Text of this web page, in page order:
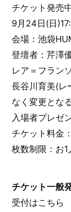
チケット発売
9月24日(日
会場：池袋
登壇者：芹澤
レア＝フラン
長谷川育美(レ
なく変更とな
入場者プレゼ
チケット料金
枚数制限：お
チケット一般
受付はこちら